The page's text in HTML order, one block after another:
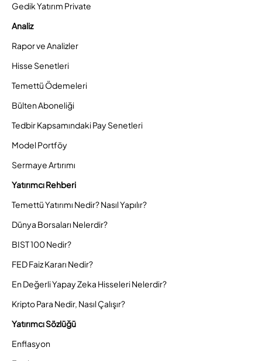
Gedik Yatırım Private
Analiz
Rapor ve Analizler
Hisse Senetleri
Temettü Ödemeleri
Bülten Aboneliği
Tedbir Kapsamındaki Pay Senetleri
Model Portföy
Sermaye Artırımı
Yatırımcı Rehberi
Temettü Yatırımı Nedir? Nasıl Yapılır?
Dünya Borsaları Nelerdir?
BIST 100 Nedir?
FED Faiz Kararı Nedir?
En Değerli Yapay Zeka Hisseleri Nelerdir?
Kripto Para Nedir, Nasıl Çalışır?
Yatırımcı Sözlüğü
Enflasyon